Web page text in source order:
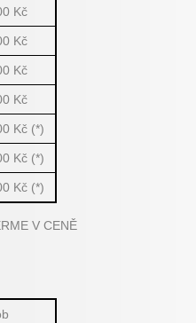
Kč
Kč
Kč
Kč
Kč (*)
Kč (*)
Kč (*)
V CENĚ